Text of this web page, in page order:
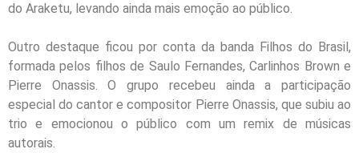
do Araketu, levando ainda mais emoção ao público.
Outro destaque ficou por conta da banda Filhos do Brasil,
formada pelos filhos de Saulo Fernandes, Carlinhos Brown e
Pierre Onassis. O grupo recebeu ainda a participação
especial do cantor e compositor Pierre Onassis, que subiu ao
trio e emocionou o público com um remix de músicas
autorais.